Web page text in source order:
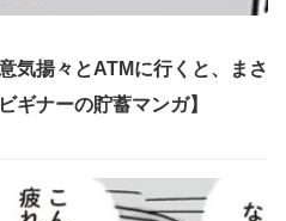
気揚々とATMに行くと、まさ
ナーの貯蓄マンガ】